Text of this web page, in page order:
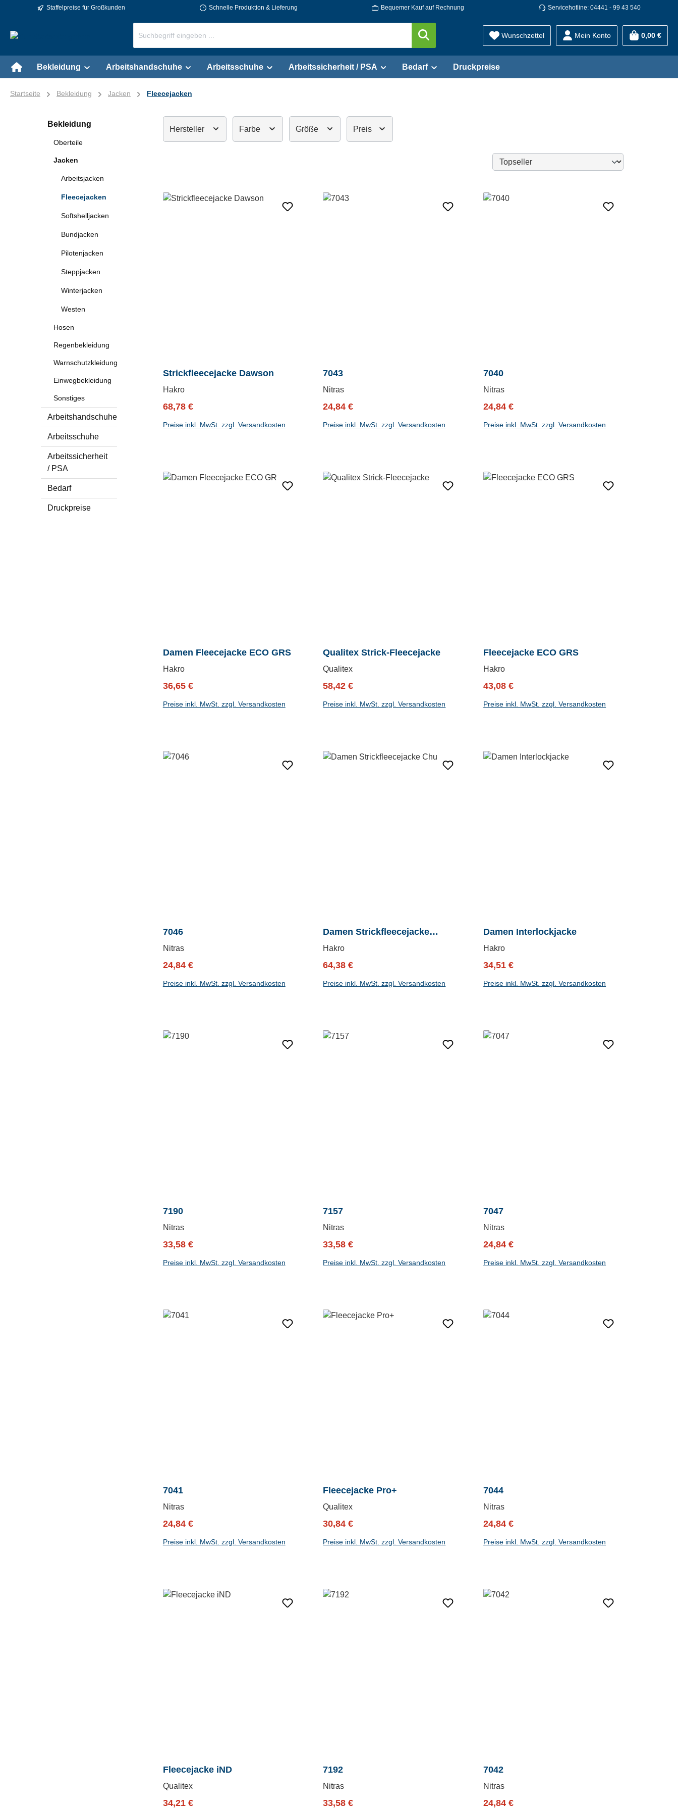
Zur Hauptnavigation springen
Staffelpreise für Großkunden Schnelle Produktion & Lieferung Bequemer Kauf auf Rechnung Servicehotline: 04441 - 99 43 540
Wunschzettel Mein Konto 0,00 €
Bekleidung Arbeitshandschuhe Arbeitsschuhe Arbeitssicherheit / PSA Bedarf Druckpreise
Startseite Bekleidung Jacken Fleecejacken
Bekleidung
Oberteile
Jacken
Arbeitsjacken
Fleecejacken
Softshelljacken
Bundjacken
Pilotenjacken
Steppjacken
Winterjacken
Westen
Hosen
Regenbekleidung
Warnschutzkleidung
Einwegbekleidung
Sonstiges
Arbeitshandschuhe
Arbeitsschuhe
Arbeitssicherheit
/ PSA
Bedarf
Druckpreise
Hersteller Farbe Größe Preis
Strickfleecejacke Dawson
Hakro
Verkaufspreis:
68,78 €
Preise inkl. MwSt. zzgl. Versandkosten
7043
Nitras
Verkaufspreis:
24,84 €
Preise inkl. MwSt. zzgl. Versandkosten
7040
Nitras
Verkaufspreis:
24,84 €
Preise inkl. MwSt. zzgl. Versandkosten
Damen Fleecejacke ECO GRS
Hakro
Verkaufspreis:
36,65 €
Preise inkl. MwSt. zzgl. Versandkosten
Qualitex Strick-Fleecejacke
Qualitex
Verkaufspreis:
58,42 €
Preise inkl. MwSt. zzgl. Versandkosten
Fleecejacke ECO GRS
Hakro
Verkaufspreis:
43,08 €
Preise inkl. MwSt. zzgl. Versandkosten
7046
Nitras
Verkaufspreis:
24,84 €
Preise inkl. MwSt. zzgl. Versandkosten
Damen Strickfleecejacke
Churchill
Hakro
Verkaufspreis:
64,38 €
Preise inkl. MwSt. zzgl. Versandkosten
Damen Interlockjacke
Hakro
Verkaufspreis:
34,51 €
Preise inkl. MwSt. zzgl. Versandkosten
7190
Nitras
Verkaufspreis:
33,58 €
Preise inkl. MwSt. zzgl. Versandkosten
7157
Nitras
Verkaufspreis:
33,58 €
Preise inkl. MwSt. zzgl. Versandkosten
7047
Nitras
Verkaufspreis:
24,84 €
Preise inkl. MwSt. zzgl. Versandkosten
7041
Nitras
Verkaufspreis:
24,84 €
Preise inkl. MwSt. zzgl. Versandkosten
Fleecejacke Pro+
Qualitex
Verkaufspreis:
30,84 €
Preise inkl. MwSt. zzgl. Versandkosten
7044
Nitras
Verkaufspreis:
24,84 €
Preise inkl. MwSt. zzgl. Versandkosten
Fleecejacke iND
Qualitex
Verkaufspreis:
34,21 €
7192
Nitras
Verkaufspreis:
33,58 €
7042
Nitras
Verkaufspreis:
24,84 €